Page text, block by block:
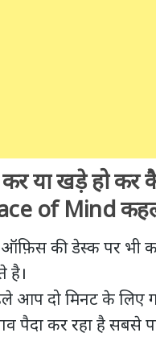
या खड़े हो कर
of Mind
की डेस्क पर भी
है।
दो मिनट के लिए
पैदा कर रहा है सबसे